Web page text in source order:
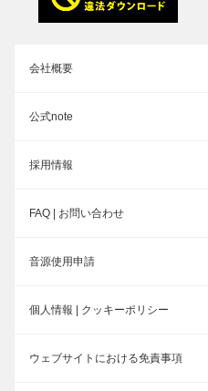
会社概要
公式note
採用情報
FAQ | お問い合わせ
音源使用申請
個人情報 | クッキーポリシー
ウェブサイトにおける免責事項